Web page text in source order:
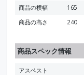
商品の横幅
165
商品の高さ
240
商品スペック情報
アスベスト